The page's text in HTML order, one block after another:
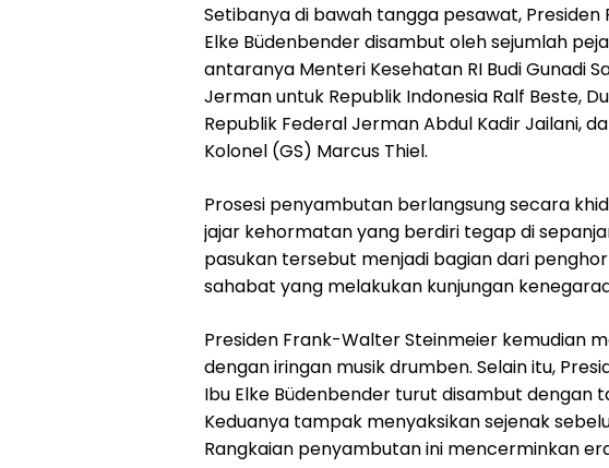
Setibanya di bawah tangga pesawat,
Elke Büdenbender disambut oleh sejumlah
antaranya Menteri Kesehatan RI Budi Gunadi
Jerman untuk Republik Indonesia Ralf Beste,
Republik Federal Jerman Abdul Kadir Jailani,
Kolonel (GS) Marcus Thiel.
Prosesi penyambutan berlangsung secara
jajar kehormatan yang berdiri tegap di
pasukan tersebut menjadi bagian dari
sahabat yang melakukan kunjungan
Presiden Frank-Walter Steinmeier kemudian
dengan iringan musik drumben. Selain itu,
Ibu Elke Büdenbender turut disambut dengan
Keduanya tampak menyaksikan sejenak
Rangkaian penyambutan ini mencerminkan